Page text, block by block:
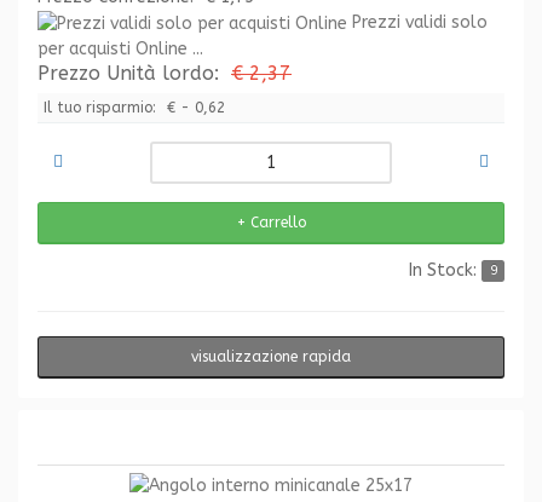
Prezzi validi solo
per acquisti Online ...
Prezzo Unità lordo: € 2,37
Il tuo risparmio: € - 0,62
In Stock: 9
visualizzazione rapida